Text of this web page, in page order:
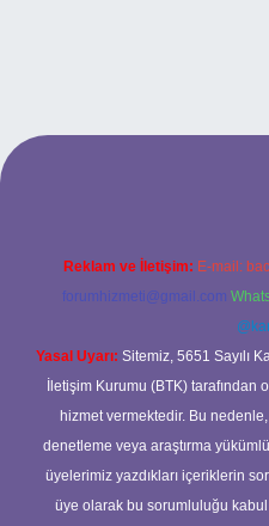
giriş
Reklam ve İletişim: E-mail:
forumhizmeti@gmail.com
Yasal Uyarı: Sitemiz, 5651 Sayılı
İletişim Kurumu (BTK) tarafından
hizmet vermektedir. Bu
denetleme veya araştırma
üyelerimiz yazdıkları içeriklerin
üye olarak bu sorumluluğu kabul